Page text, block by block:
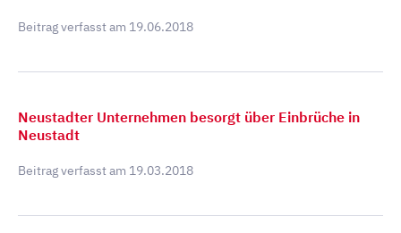
Beitrag verfasst am 19.06.2018
Neustadter Unternehmen besorgt über Einbrüche in
Neustadt
Beitrag verfasst am 19.03.2018